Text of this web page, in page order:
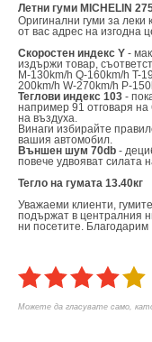
Летни гуми MICHELIN
Оригинални гуми за леки
от вас адрес на изгодна
Скоростен индекс Y -
издържи товар,
M-130km/h Q-160km/h T-
200km/h W-270km/h P-
Теглови индекс 103 -
например 91 отговаря на
на въздуха.
Винаги избирайте
вашия автомобил.
Външен шум 70db -
повече удвояват силата
Тегло на гумата 13.40кг
Уважаеми клиенти,
подържат в централния
ни посетите. Благодарим
Можете да гласувате само,